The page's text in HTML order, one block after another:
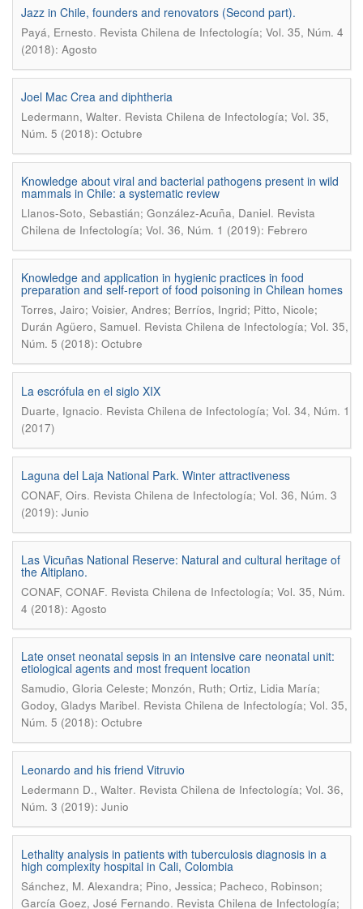
Jazz in Chile, founders and renovators (Second part).
Payá, Ernesto. Revista Chilena de Infectología; Vol. 35, Núm. 4
(2018): Agosto
Joel Mac Crea and diphtheria
Ledermann, Walter. Revista Chilena de Infectología; Vol. 35,
Núm. 5 (2018): Octubre
Knowledge about viral and bacterial pathogens present in wild
mammals in Chile: a systematic review
Llanos-Soto, Sebastián; González-Acuña, Daniel. Revista
Chilena de Infectología; Vol. 36, Núm. 1 (2019): Febrero
Knowledge and application in hygienic practices in food
preparation and self-report of food poisoning in Chilean homes
Torres, Jairo; Voisier, Andres; Berríos, Ingrid; Pitto, Nicole;
Durán Agüero, Samuel. Revista Chilena de Infectología; Vol. 35,
Núm. 5 (2018): Octubre
La escrófula en el siglo XIX
Duarte, Ignacio. Revista Chilena de Infectología; Vol. 34, Núm. 1
(2017)
Laguna del Laja National Park. Winter attractiveness
CONAF, Oirs. Revista Chilena de Infectología; Vol. 36, Núm. 3
(2019): Junio
Las Vicuñas National Reserve: Natural and cultural heritage of
the Altiplano.
CONAF, CONAF. Revista Chilena de Infectología; Vol. 35, Núm.
4 (2018): Agosto
Late onset neonatal sepsis in an intensive care neonatal unit:
etiological agents and most frequent location
Samudio, Gloria Celeste; Monzón, Ruth; Ortiz, Lidia María;
Godoy, Gladys Maribel. Revista Chilena de Infectología; Vol. 35,
Núm. 5 (2018): Octubre
Leonardo and his friend Vitruvio
Ledermann D., Walter. Revista Chilena de Infectología; Vol. 36,
Núm. 3 (2019): Junio
Lethality analysis in patients with tuberculosis diagnosis in a
high complexity hospital in Cali, Colombia
Sánchez, M. Alexandra; Pino, Jessica; Pacheco, Robinson;
García Goez, José Fernando. Revista Chilena de Infectología;